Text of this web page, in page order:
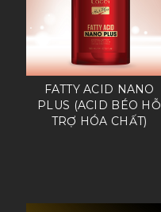
FATTY ACID NANO
PLUS (ACID BÉO HỖ
TRỢ HÓA CHẤT)